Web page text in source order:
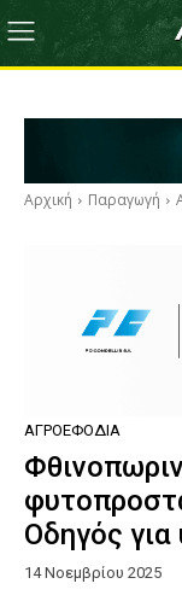
Αρχική Παραγωγή
ΑΓΡΟΕΦΌΔΙΑ
Οδηγός για
14 Νοεμβρίου 2025